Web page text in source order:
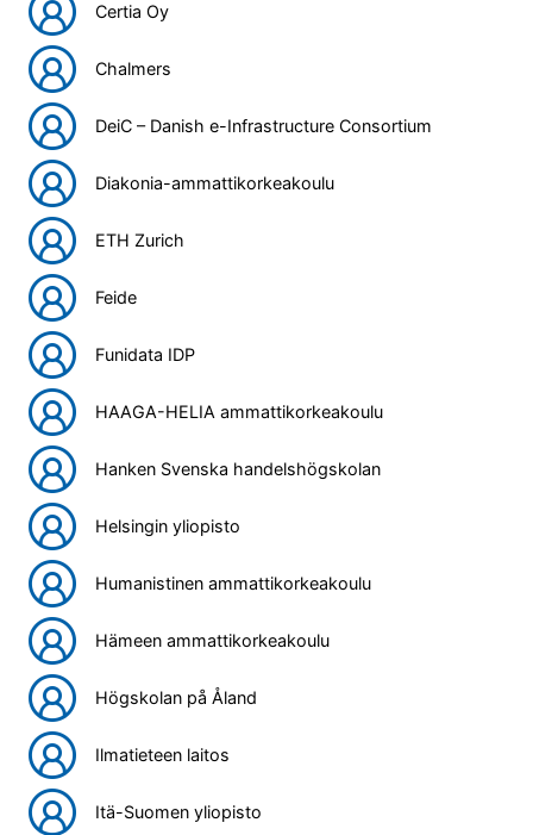
Certia Oy
Chalmers
DeiC – Danish e-Infrastructure Consortium
Diakonia-ammattikorkeakoulu
ETH Zurich
Feide
Funidata IDP
HAAGA-HELIA ammattikorkeakoulu
Hanken Svenska handelshögskolan
Helsingin yliopisto
Humanistinen ammattikorkeakoulu
Hämeen ammattikorkeakoulu
Högskolan på Åland
Ilmatieteen laitos
Itä-Suomen yliopisto